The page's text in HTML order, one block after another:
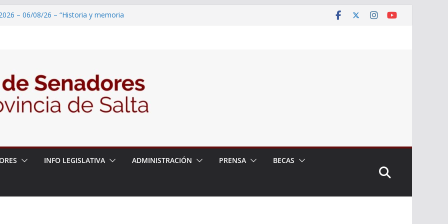
– 06/08/26 – “Historia y memoria
– 06/08/26 – Presentación del libro
del Dr. Víctor Alfredo Frías
– 06/08/26 – 82° Edición de la Expo
INFO LEGISLATIVA ADMINISTRACIÓN PRENSA BECAS